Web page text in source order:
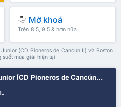
Mở khoá
Trên 8.5, 9.5 & hơn nữa
(CD Pioneros de Cancún II) và Boston
suốt mùa giải hiện tại
(CD Pioneros de Cancún II)